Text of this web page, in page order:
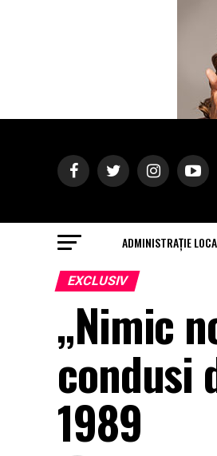
ADMINISTRAȚIE
EXCLUSIV
„Nimic
condusi
1989